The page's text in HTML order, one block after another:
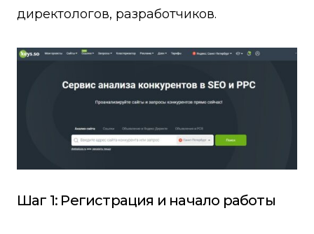
директологов, разработчиков.
Шаг 1: Регистрация и начало работы